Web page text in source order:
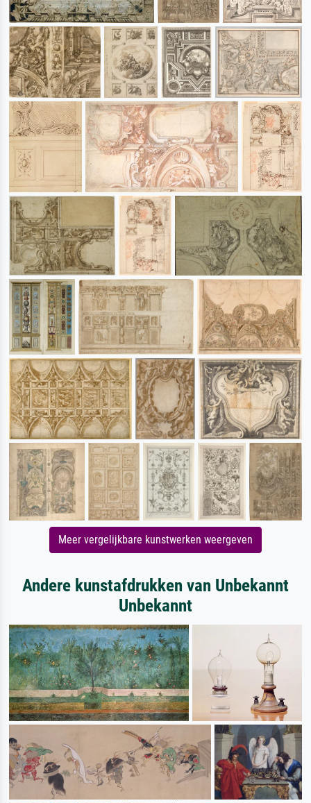
Meer vergelijkbare kunstwerken weergeven
Andere kunstafdrukken van Unbekannt
Unbekannt